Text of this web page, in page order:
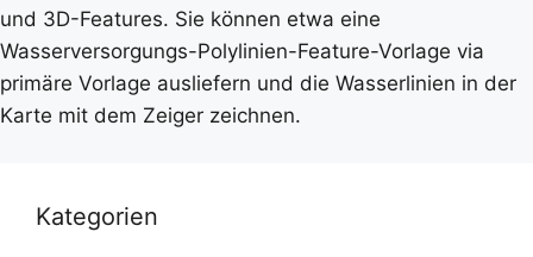
und 3D-Features. Sie können etwa eine
Wasserversorgungs-Polylinien-Feature-Vorlage via
primäre Vorlage ausliefern und die Wasserlinien in der
Karte mit dem Zeiger zeichnen.
Kategorien